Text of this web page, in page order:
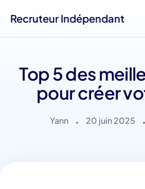
Recruteur Indépendant
Top 5 des
pour créer
Yann 20 juin 2025